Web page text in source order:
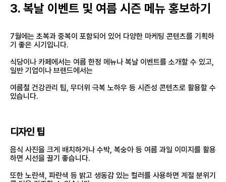
3. 복날 이벤트 및 여름 시즌 메뉴 홍보하기
7월에는 초복과 중복이 포함되어 있어 다양한 마케팅 콘텐츠를 기획하
기 좋은 시기입니다.
식당이나 카페에서는 여름 한정 메뉴나 복날 이벤트를 소개할 수 있고,
일반 기업이나 브랜드에서는
여름철 건강관리 팁, 무더위 극복 노하우 등 시즌성 콘텐츠로 활용할 수
있습니다.
디자인 팁
음식 사진을 크게 배치하거나 수박, 복숭아 등 여름 과일 이미지를 활용
하면 시선을 끌기 좋습니다.
또한 노란색, 파란색 등 밝고 생동감 있는 컬러를 사용하면 계절 분위기